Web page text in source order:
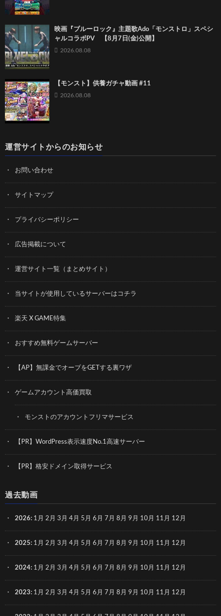
映画『ブルーロック』主題歌Ado「モンストロ」スペシ
ャルコラボPV 【8月7日(金)公開】
2026.08.08
【モンスト】供養ガチャ動画 #11
2026.08.08
運営サイトからのお知らせ
お問い合わせ
サイトマップ
プライバシーポリシー
広告掲載について
運営サイト一覧（まとめサイト）
当サイトが使用しているサーバーはコチラ
楽天 X GAME特集
おすすめ無料ゲームサーバー
【AP】無課金でオーブをGETする裏ワザ
ゲームアカウント高価買取
モンストのアカウントフリマサービス
【PR】WordPress表示速度No.1高速サーバー
【PR】格安ドメイン取得サービス
過去動画
2026: 1月 2月 3月 4月 5月 6月 7月 8月 9月 10月 11月 12月
2025: 1月 2月 3月 4月 5月 6月 7月 8月 9月 10月 11月 12月
2024: 1月 2月 3月 4月 5月 6月 7月 8月 9月 10月 11月 12月
2023: 1月 2月 3月 4月 5月 6月 7月 8月 9月 10月 11月 12月